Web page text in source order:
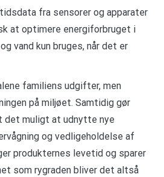
fra sensorer og apparater
at optimere energiforbruget i
vand kun bruges, når det er
familiens udgifter, men
på miljøet. Samtidig gør
muligt at udnytte nye
og vedligeholdelse af
produkternes levetid og sparer
som rygraden bliver det altså